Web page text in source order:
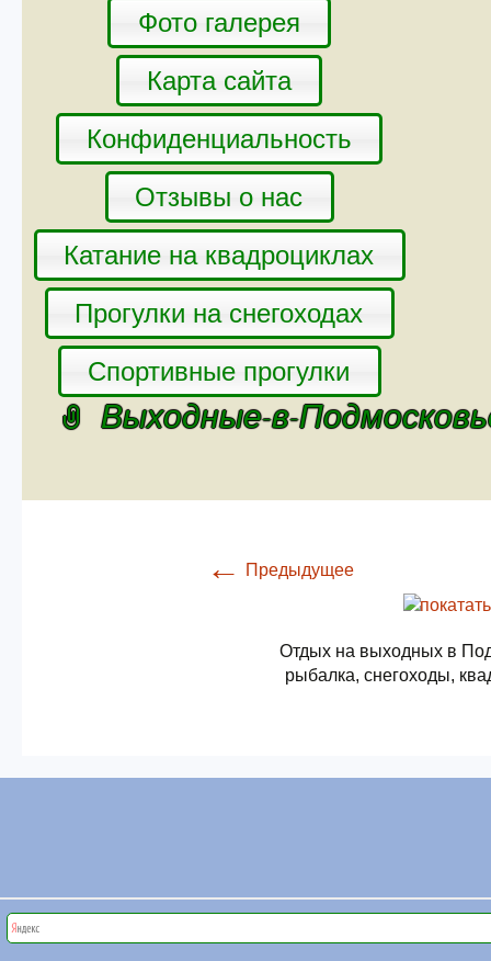
Фото галерея
Карта сайта
Конфиденциальность
Отзывы о нас
Катание на квадроциклах
Прогулки на снегоходах
Спортивные прогулки
Выходные-в-
← Предыдущее
Отдых на выходных в
рыбалка, снегоходы,